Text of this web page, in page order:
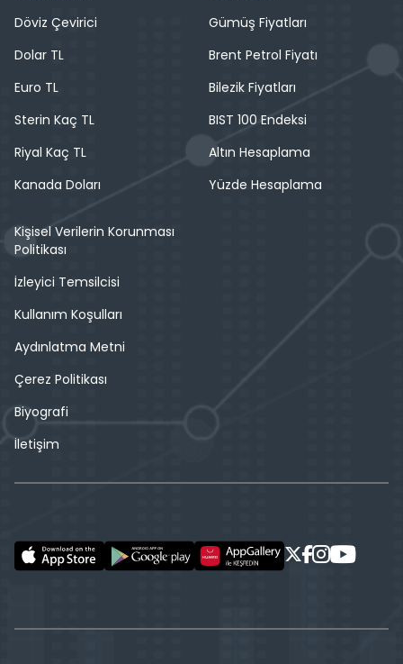
Döviz Çevirici
Dolar TL
Euro TL
Sterin Kaç TL
Riyal Kaç TL
Kanada Doları
Gümüş Fiyatları
Brent Petrol Fiyatı
Bilezik Fiyatları
BIST 100 Endeksi
Altın Hesaplama
Yüzde Hesaplama
Kişisel Verilerin Korunması
Politikası
İzleyici Temsilcisi
Kullanım Koşulları
Aydınlatma Metni
Çerez Politikası
Biyografi
İletişim